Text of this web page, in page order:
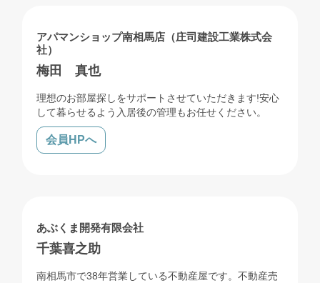
賃貸 管理
アパマンショップ南相馬店（庄司建設工業株式会
社）
梅田 真也
理想のお部屋探しをサポートさせていただきます!安心
して暮らせるよう入居後の管理もお任せください。
会員HPへ
売買 リフォーム 解体
あぶくま開発有限会社
千葉喜之助
南相馬市で38年営業している不動産屋です。不動産売